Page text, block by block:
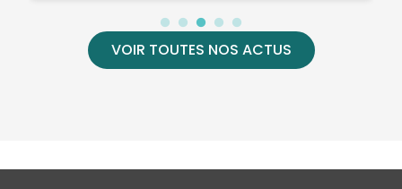
VOIR TOUTES NOS ACTUS